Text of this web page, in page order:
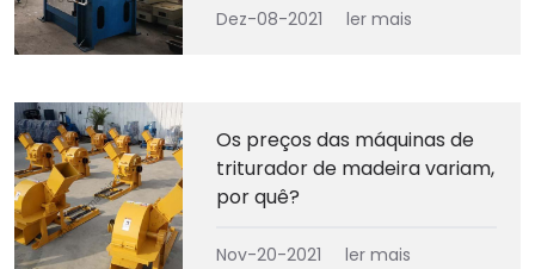
Dez-08-2021 ler mais
Os preços das máquinas de
triturador de madeira variam,
por quê?
Nov-20-2021 ler mais